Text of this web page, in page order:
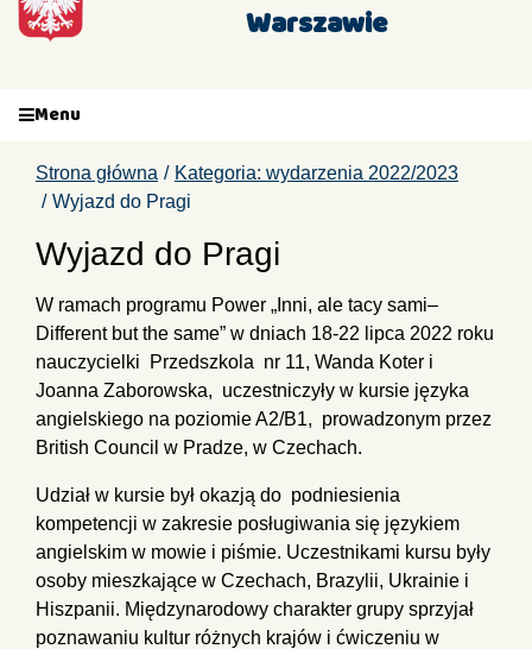
Warszawie
Menu
Strona główna
Kategoria: wydarzenia 2022/2023
Wyjazd do Pragi
Wyjazd do Pragi
W ramach programu Power „Inni, ale tacy sami–
Different but the same” w dniach 18-22 lipca 2022 roku
nauczycielki Przedszkola nr 11, Wanda Koter i
Joanna Zaborowska, uczestniczyły w kursie języka
angielskiego na poziomie A2/B1, prowadzonym przez
British Council w Pradze, w Czechach.
Udział w kursie był okazją do podniesienia
kompetencji w zakresie posługiwania się językiem
angielskim w mowie i piśmie. Uczestnikami kursu były
osoby mieszkające w Czechach, Brazylii, Ukrainie i
Hiszpanii. Międzynarodowy charakter grupy sprzyjał
poznawaniu kultur różnych krajów i ćwiczeniu w